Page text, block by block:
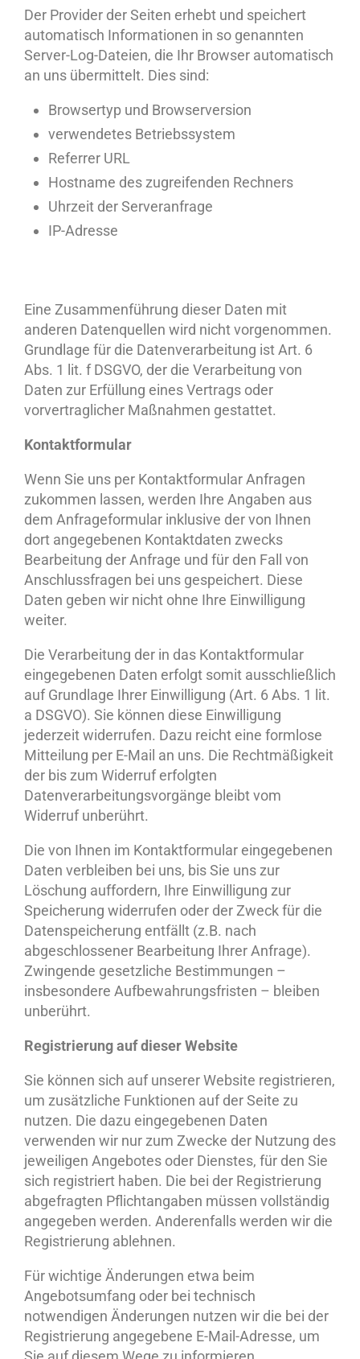
Der Provider der Seiten erhebt und speichert
automatisch Informationen in so genannten
Server-Log-Dateien, die Ihr Browser automatisch
an uns übermittelt. Dies sind:
Browsertyp und Browserversion
verwendetes Betriebssystem
Referrer URL
Hostname des zugreifenden Rechners
Uhrzeit der Serveranfrage
IP-Adresse
Eine Zusammenführung dieser Daten mit
anderen Datenquellen wird nicht vorgenommen.
Grundlage für die Datenverarbeitung ist Art. 6
Abs. 1 lit. f DSGVO, der die Verarbeitung von
Daten zur Erfüllung eines Vertrags oder
vorvertraglicher Maßnahmen gestattet.
Kontaktformular
Wenn Sie uns per Kontaktformular Anfragen
zukommen lassen, werden Ihre Angaben aus
dem Anfrageformular inklusive der von Ihnen
dort angegebenen Kontaktdaten zwecks
Bearbeitung der Anfrage und für den Fall von
Anschlussfragen bei uns gespeichert. Diese
Daten geben wir nicht ohne Ihre Einwilligung
weiter.
Die Verarbeitung der in das Kontaktformular
eingegebenen Daten erfolgt somit ausschließlich
auf Grundlage Ihrer Einwilligung (Art. 6 Abs. 1 lit.
a DSGVO). Sie können diese Einwilligung
jederzeit widerrufen. Dazu reicht eine formlose
Mitteilung per E-Mail an uns. Die Rechtmäßigkeit
der bis zum Widerruf erfolgten
Datenverarbeitungsvorgänge bleibt vom
Widerruf unberührt.
Die von Ihnen im Kontaktformular eingegebenen
Daten verbleiben bei uns, bis Sie uns zur
Löschung auffordern, Ihre Einwilligung zur
Speicherung widerrufen oder der Zweck für die
Datenspeicherung entfällt (z.B. nach
abgeschlossener Bearbeitung Ihrer Anfrage).
Zwingende gesetzliche Bestimmungen –
insbesondere Aufbewahrungsfristen – bleiben
unberührt.
Registrierung auf dieser Website
Sie können sich auf unserer Website registrieren,
um zusätzliche Funktionen auf der Seite zu
nutzen. Die dazu eingegebenen Daten
verwenden wir nur zum Zwecke der Nutzung des
jeweiligen Angebotes oder Dienstes, für den Sie
sich registriert haben. Die bei der Registrierung
abgefragten Pflichtangaben müssen vollständig
angegeben werden. Anderenfalls werden wir die
Registrierung ablehnen.
Für wichtige Änderungen etwa beim
Angebotsumfang oder bei technisch
notwendigen Änderungen nutzen wir die bei der
Registrierung angegebene E-Mail-Adresse, um